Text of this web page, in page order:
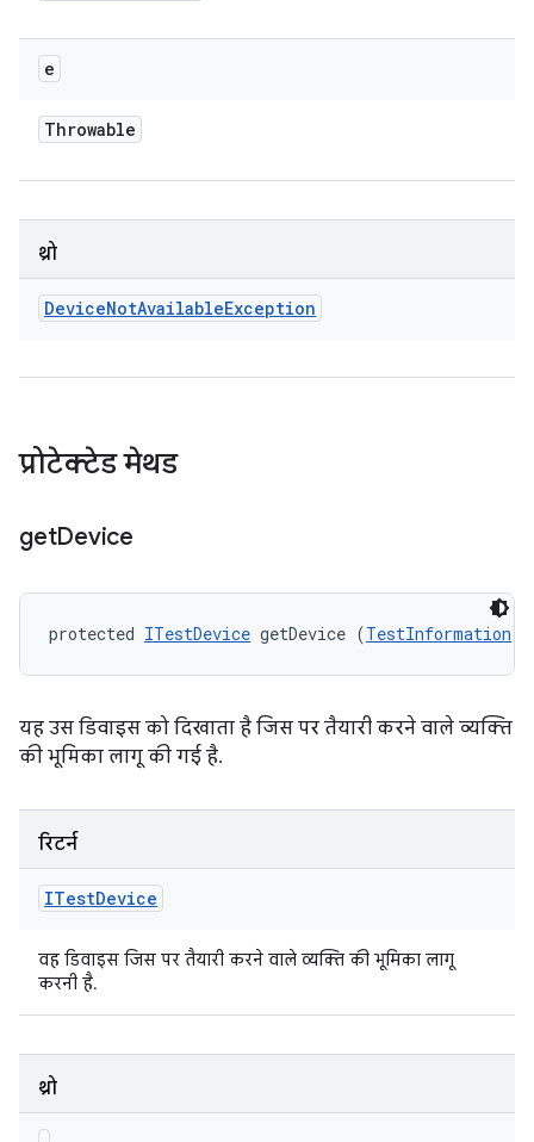
e
Throwable
थ्रो
DeviceNotAvailableException
प्रोटेक्टेड मेथड
getDevice
protected ITestDevice getDevice (TestInformation
यह उस डिवाइस को दिखाता है जिस पर तैयारी करने वाले व्यक्ति
की भूमिका लागू की गई है.
रिटर्न
ITestDevice
वह डिवाइस जिस पर तैयारी करने वाले व्यक्ति की भूमिका लागू
करनी है.
थ्रो